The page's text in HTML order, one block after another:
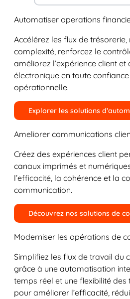
Automatiser operations
Accélérez les flux de
complexité, renforcez le
améliorez l’expérience client
électronique en toute
opérationnelle.
Explorer les solutions
Ameliorer communications
Créez des expériences client
canaux imprimés et
l’efficacité, la cohérence et la
communication.
Découvrez nos solutions de
Moderniser les opérations de
Simplifiez les flux de travail du
grâce à une automatisation
temps réel et une flexibilité
pour améliorer l’efficacité,